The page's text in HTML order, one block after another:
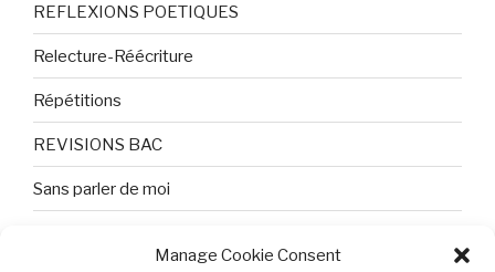
Manage Cookie Consent
REFLEXIONS POETIQUES
Relecture-Réécriture
Répétitions
REVISIONS BAC
Sans parler de moi